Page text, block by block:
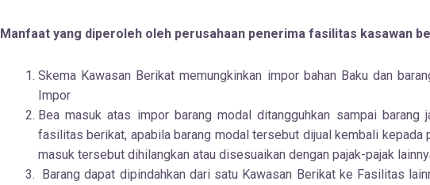
Manfaat yang diperoleh oleh perusahaan penerima fasilitas kasawan
Skema Kawasan Berikat memungkinkan impor bahan Baku dan
Impor
Bea masuk atas impor barang modal ditangguhkan sampai barang
fasilitas berikat, apabila barang modal tersebut dijual kembali kepada
masuk tersebut dihilangkan atau disesuaikan dengan pajak-pajak
Barang dapat dipindahkan dari satu Kawasan Berikat ke Fasilitas